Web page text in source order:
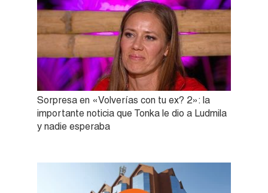
Sorpresa en «Volverías con tu ex? 2»: la
importante noticia que Tonka le dio a Ludmila
y nadie esperaba